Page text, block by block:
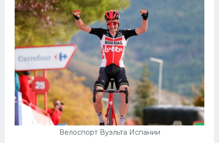
Велоспорт Вуэльта Испании